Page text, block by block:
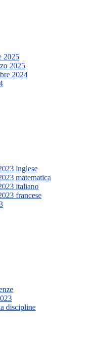
2025
2025
2024
inglese
matematica
italiano
francese
discipline